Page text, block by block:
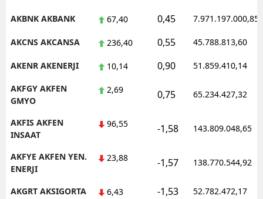
AKBNK AKBANK 67,40 0,45 7.971.197.000,85
AKCNS AKCANSA 236,40 0,55 45.788.813,60
AKENR AKENERJI 10,14 0,90 51.859.410,14
AKFGY AKFEN
GMYO
2,69 0,75 65.234.427,32
AKFIS AKFEN
INSAAT
96,55 -1,58 143.809.048,65
AKFYE AKFEN YEN.
ENERJI
23,88 -1,57 138.770.544,92
AKGRT AKSIGORTA 6,43 -1,53 52.782.472,17